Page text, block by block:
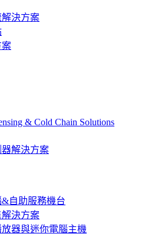
決方案
案
& Cold Chain Solutions
解決方案
自助服務機台
決方案
器與迷你電腦主機